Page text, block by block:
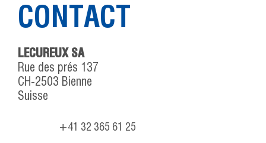
CONTACT
LECUREUX SA
Rue des prés 137
CH-2503 Bienne
Suisse
+41 32 365 61 25